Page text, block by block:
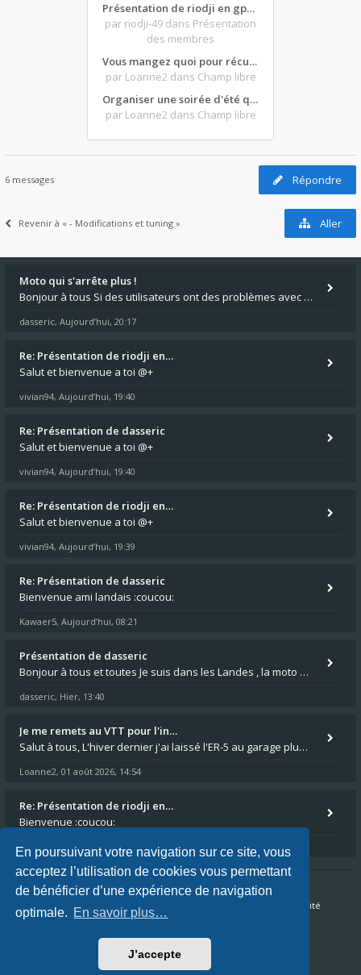
En poursuivant votre navigation sur ce site, vous
acceptez l’utilisation de cookies vous permettant
de bénéficier d’une expérience de navigation
optimale. En savoir plus…
J’accepte
Présentation de riodji en gpz500
par riodji-49 dans Présentation
des membres
Vous mangez quoi pour récupérer après une grosse journée de moto ?
par Loanne2 dans Champ libre
Organiser une soirée d'été qui claque : vos bons plans matos ?
par Loanne2 dans Champ libre
6 messages Répondre
Revenir à « - Modifications et tuning » Aller
Moto qui s'arrête plus !
Bonjour à tous Si des utilisateurs ont des problèmes avec leur moto qui démarre plus, la mienne ne coupe plus :?: - Je
dasseric, Aujourd’hui, 20:17
Re: Présentation de riodji en…
Salut et bienvenue a toi @+
vivian94, Aujourd’hui, 19:40
Re: Présentation de dasseric
Salut et bienvenue a toi @+
vivian94, Aujourd’hui, 19:40
Re: Présentation de riodji en…
Salut et bienvenue a toi @+
vivian94, Aujourd’hui, 19:39
Re: Présentation de dasseric
Bienvenue ami landais :coucou:
Kawaer5, Aujourd’hui, 08:21
Présentation de dasseric
Bonjour à tous et toutes Je suis dans les Landes , la moto appartient à ma fille et je suis désigné pour faire l'entreti
dasseric, Hier, 13:40
Je me remets au VTT pour l'in…
Salut à tous, L'hiver dernier j'ai laissé l'ER-5 au garage plus souvent que je veux bien l'admettre, et le médecin m'a
Loanne2, 01 août 2026, 14:54
Re: Présentation de riodji en…
Bienvenue :coucou:
Kawaer5,30 juil. 2026, 21:13
Accueil du forum FAQ Confidentialité
Fuseau horaire sur